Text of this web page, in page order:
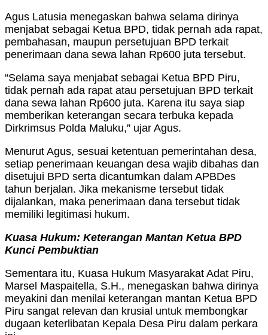
Agus Latusia menegaskan bahwa selama dirinya
menjabat sebagai Ketua BPD, tidak pernah ada rapat,
pembahasan, maupun persetujuan BPD terkait
penerimaan dana sewa lahan Rp600 juta tersebut.
“Selama saya menjabat sebagai Ketua BPD Piru,
tidak pernah ada rapat atau persetujuan BPD terkait
dana sewa lahan Rp600 juta. Karena itu saya siap
memberikan keterangan secara terbuka kepada
Dirkrimsus Polda Maluku,” ujar Agus.
Menurut Agus, sesuai ketentuan pemerintahan desa,
setiap penerimaan keuangan desa wajib dibahas dan
disetujui BPD serta dicantumkan dalam APBDes
tahun berjalan. Jika mekanisme tersebut tidak
dijalankan, maka penerimaan dana tersebut tidak
memiliki legitimasi hukum.
Kuasa Hukum: Keterangan Mantan Ketua BPD
Kunci Pembuktian
Sementara itu, Kuasa Hukum Masyarakat Adat Piru,
Marsel Maspaitella, S.H., menegaskan bahwa dirinya
meyakini dan menilai keterangan mantan Ketua BPD
Piru sangat relevan dan krusial untuk membongkar
dugaan keterlibatan Kepala Desa Piru dalam perkara